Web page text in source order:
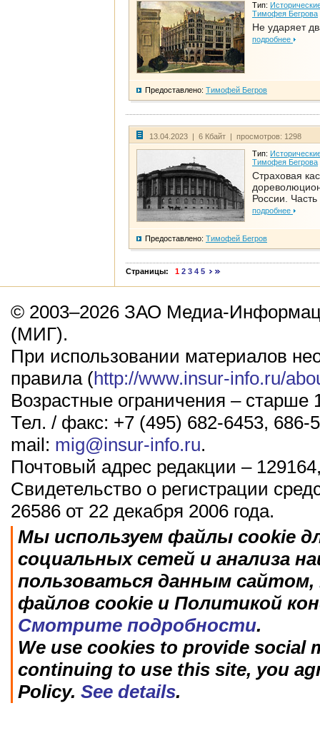
Тип:
Тимофея Бегрова
Не ударяет
подробнее
Предоставлено: Тимофей Бегров
13.04.2023 | 6 Кбайт | просмотров: 1298
Тип:
Тимофея Бегрова
Страховая
России. Часть
подробнее
Предоставлено: Тимофей Бегров
Страницы: 1 2 3 4 5
© 2003–2026 ЗАО Медиа-
(МИГ).
При использовании материалов
правила (http://www.insur-info.ru/
Возрастные ограничения – старше
Тел. / факс: +7 (495) 682-6453, 686-
mail: mig@insur-info.ru.
Почтовый адрес редакции –
Свидетельство о регистрации
26586 от 22 декабря 2006 года.
Мы используем файлы cookie
социальных сетей и анализа
пользоваться данным
файлов cookie и Политикой
Смотрите подробности.
We use cookies to provide social
continuing to use this site, you
Policy. See details.